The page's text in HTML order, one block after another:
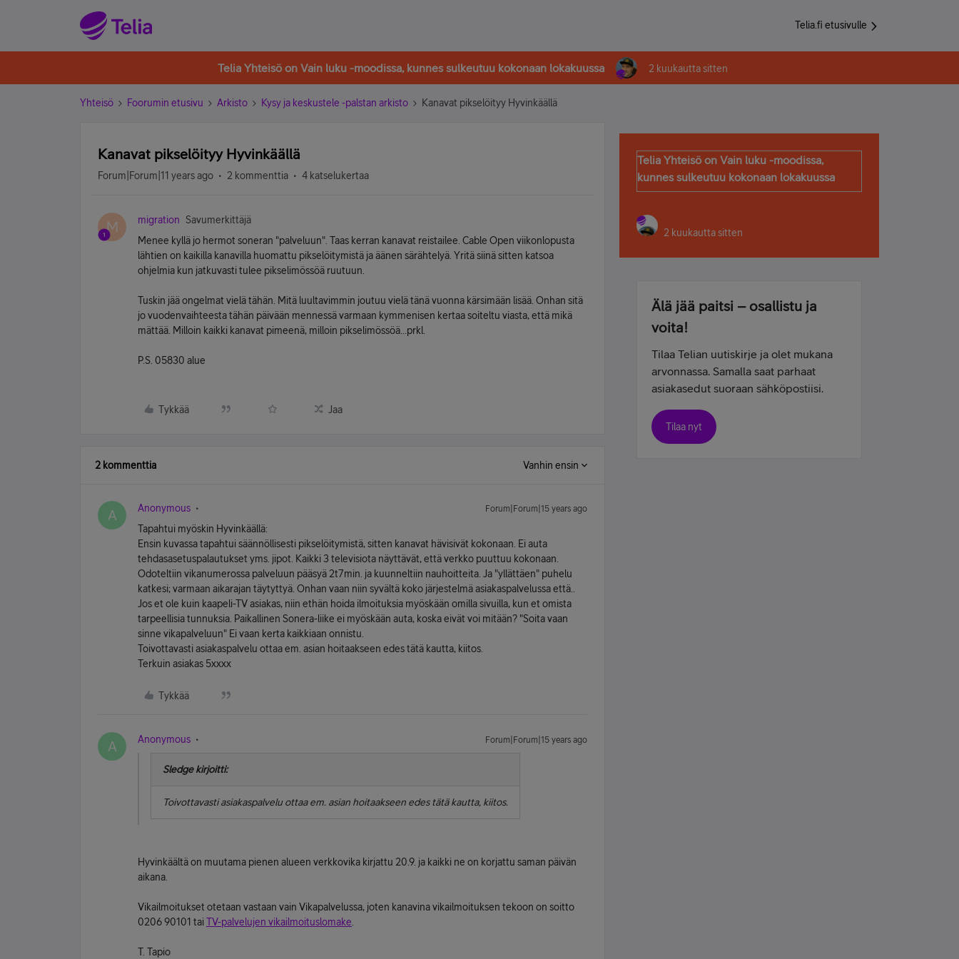
Telia.fi etusivulle
Telia Yhteisö on Vain luku -moodissa, kunnes sulkeutuu kokonaan lokakuussa 2 kuukautta sitten
Yhteisö Foorumin etusivu Arkisto Kysy ja keskustele -palstan arkisto Kanavat pikselöityy Hyvinkäällä
Kanavat pikselöityy Hyvinkäällä
Forum|Forum|11 years ago 2 kommenttia 4 katselukertaa
M migration
Savumerkittäjä
Menee kyllä jo hermot soneran "palveluun". Taas kerran kanavat reistailee. Cable Open viikonlopusta
lähtien on kaikilla kanavilla huomattu pikselöitymistä ja äänen särähtelyä. Yritä siinä sitten katsoa
ohjelmia kun jatkuvasti tulee pikselimössöä ruutuun.
Tuskin jää ongelmat vielä tähän. Mitä luultavimmin joutuu vielä tänä vuonna kärsimään lisää. Onhan sitä
jo vuodenvaihteesta tähän päivään mennessä varmaan kymmenisen kertaa soiteltu viasta, että mikä
mättää. Milloin kaikki kanavat pimeenä, milloin pikselimössöä...prkl.
P.S. 05830 alue
Tykkää Jaa
2 kommenttia Vanhin ensin
A Anonymous Forum|Forum|15 years ago
Tapahtui myöskin Hyvinkäällä:
Ensin kuvassa tapahtui säännöllisesti pikselöitymistä, sitten kanavat hävisivät kokonaan. Ei auta
tehdasasetuspalautukset yms. jipot. Kaikki 3 televisiota näyttävät, että verkko puuttuu kokonaan.
Odoteltiin vikanumerossa palveluun pääsyä 2t7min. ja kuunneltiin nauhoitteita. Ja "yllättäen" puhelu
katkesi; varmaan aikarajan täytyttyä. Onhan vaan niin syvältä koko järjestelmä asiakaspalvelussa että..
Jos et ole kuin kaapeli-TV asiakas, niin ethän hoida ilmoituksia myöskään omilla sivuilla, kun et omista
tarpeellisia tunnuksia. Paikallinen Sonera-liike ei myöskään auta, koska eivät voi mitään? "Soita vaan
sinne vikapalveluun" Ei vaan kerta kaikkiaan onnistu.
Toivottavasti asiakaspalvelu ottaa em. asian hoitaakseen edes tätä kautta, kiitos.
Terkuin asiakas 5xxxx
Tykkää
A Anonymous Forum|Forum|15 years ago
Sledge kirjoitti:
Toivottavasti asiakaspalvelu ottaa em. asian hoitaakseen edes tätä kautta, kiitos.
Hyvinkäältä on muutama pienen alueen verkkovika kirjattu 20.9. ja kaikki ne on korjattu saman päivän
aikana.
Vikailmoitukset otetaan vastaan vain Vikapalvelussa, joten kanavina vikailmoituksen tekoon on soitto
0206 90101 taiTV-palvelujen vikailmoituslomake
T. Tapio
Telia Yhteisö on Vain luku -moodissa,
kunnes sulkeutuu kokonaan lokakuussa
2 kuukautta sitten
Älä jää paitsi – osallistu ja
voita!
Tilaa Telian uutiskirje ja olet mukana
arvonnassa. Samalla saat parhaat
asiakasedut suoraan sähköpostiisi.
Tilaa nyt